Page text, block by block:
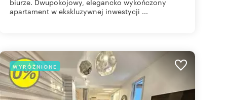
biurze. Dwupokojowy, elegancko wykończony
apartament w ekskluzywnej inwestycji ...
WYRÓŻNIONE